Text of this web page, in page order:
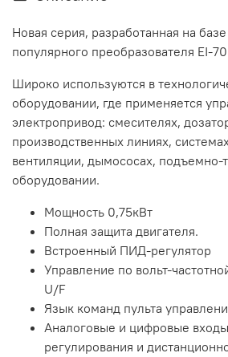
Новая серия, разработанная на
популярного преобразователя EI-
Широко используются в
оборудовании, где применяется
электропривод: смесителях,
производственных линиях,
вентиляции, дымососах, подъемно-
оборудовании.
Мощность 0,75кВт
Полная защита двигателя.
Встроенный ПИД-регулятор
Управление по вольт-
U/F
Язык команд пульта
Аналоговые и цифровые
регулирования и